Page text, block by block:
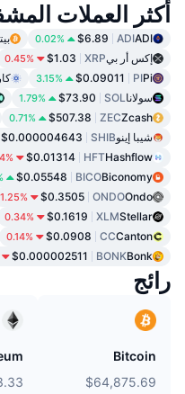
أكثر العملات
ADI
ADI
$6.89
0.02%
إكس أر بيXRP
$1.03
0.45%
Pi
PI
$0.09011
3.15%
سولاناSOL
$73.90
1.79%
Zcash
ZEC
$507.38
0.71%
شيبا إينوSHIB
$0.000004643
Hashflow
HFT
$0.01314
Biconomy
BICO
$0.05548
Ondo
ONDO
$0.3505
1.25%
Stellar
XLM
$0.1619
0.34%
Canton
CC
$0.0908
0.14%
Bonk
BONK
$0.000002511
رائج
Bitcoin
$64,875.69